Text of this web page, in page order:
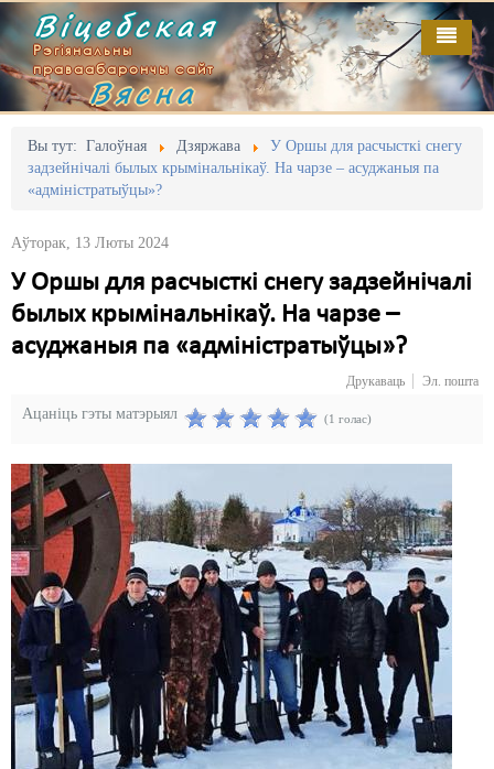
Віцебская
Рэгіянальны
праваабарончы сайт
Вясна
Вы тут: Галоўная Дзяржава
У Оршы для расчысткі снегу
задзейнічалі былых крымінальнікаў. На чарзе – асуджаныя па
«адміністратыўцы»?
Аўторак, 13 Люты 2024
У Оршы для расчысткі снегу задзейнічалі
былых крымінальнікаў. На чарзе –
асуджаныя па «адміністратыўцы»?
Друкаваць Эл. пошта
Ацаніць гэты матэрыял (1 голас)
Галоўная
Адміністрацыйны перасьлед
Акцыі
Выбары
Грамадзянскія ініцыятывы
Дзяржава
Дыскрымінацыя
Карная псыхіятрыя
КПЧ ААН
Культурныя правы
ЛПП
Мігранты
Мірныя сходы
Палітвязьні
Выданьні
Відэа
Пра нас
RSS